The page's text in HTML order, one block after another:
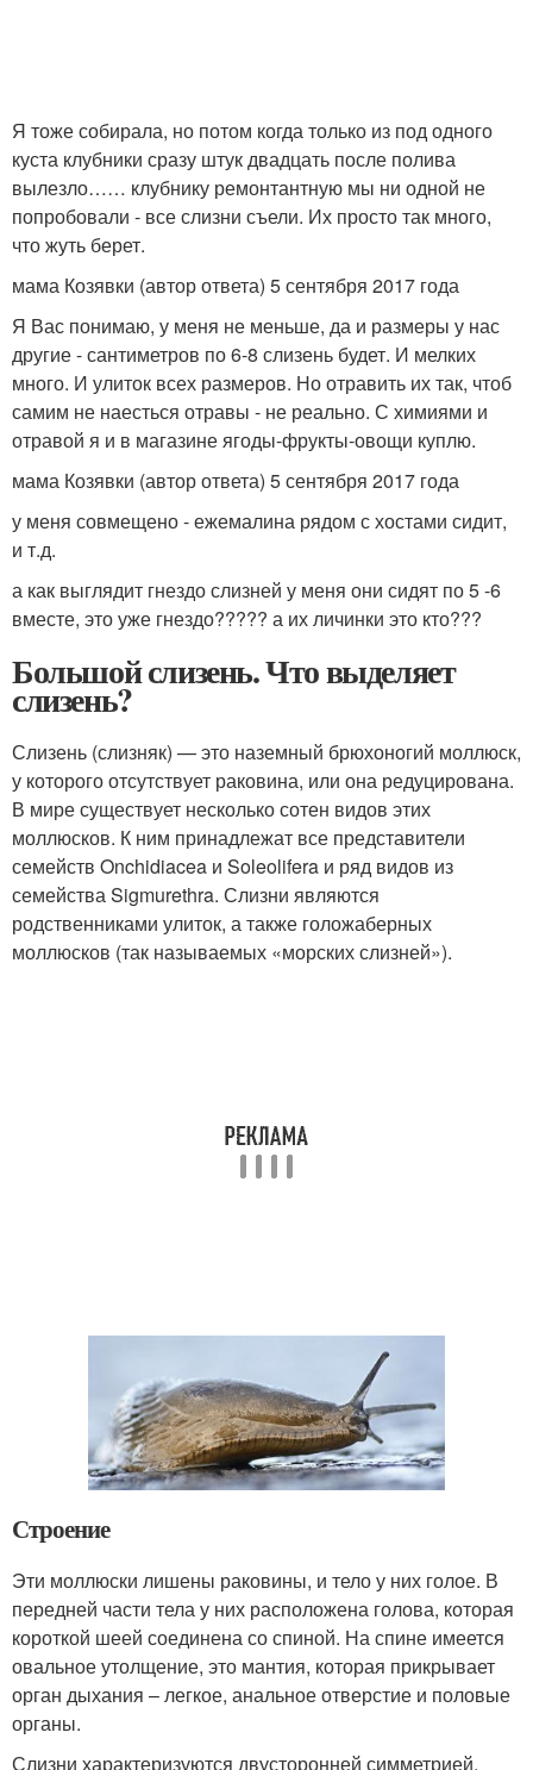
Я тоже собирала, но потом когда только из под одного
куста клубники сразу штук двадцать после полива
вылезло…… клубнику ремонтантную мы ни одной не
попробовали - все слизни съели. Их просто так много,
что жуть берет.
мама Козявки (автор ответа) 5 сентября 2017 года
Я Вас понимаю, у меня не меньше, да и размеры у нас
другие - сантиметров по 6-8 слизень будет. И мелких
много. И улиток всех размеров. Но отравить их так, чтоб
самим не наесться отравы - не реально. С химиями и
отравой я и в магазине ягоды-фрукты-овощи куплю.
мама Козявки (автор ответа) 5 сентября 2017 года
у меня совмещено - ежемалина рядом с хостами сидит,
и т.д.
а как выглядит гнездо слизней у меня они сидят по 5 -6
вместе, это уже гнездо????? а их личинки это кто???
Большой слизень. Что выделяет
слизень?
Слизень (слизняк) — это наземный брюхоногий моллюск,
у которого отсутствует раковина, или она редуцирована.
В мире существует несколько сотен видов этих
моллюсков. К ним принадлежат все представители
семейств Onchidiacea и Soleolifera и ряд видов из
семейства Sigmurethra. Слизни являются
родственниками улиток, а также голожаберных
моллюсков (так называемых «морских слизней»).
Строение
Эти моллюски лишены раковины, и тело у них голое. В
передней части тела у них расположена голова, которая
короткой шеей соединена со спиной. На спине имеется
овальное утолщение, это мантия, которая прикрывает
орган дыхания – легкое, анальное отверстие и половые
органы.
Слизни характеризуются двусторонней симметрией,